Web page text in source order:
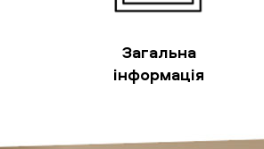
Загальна
інформація